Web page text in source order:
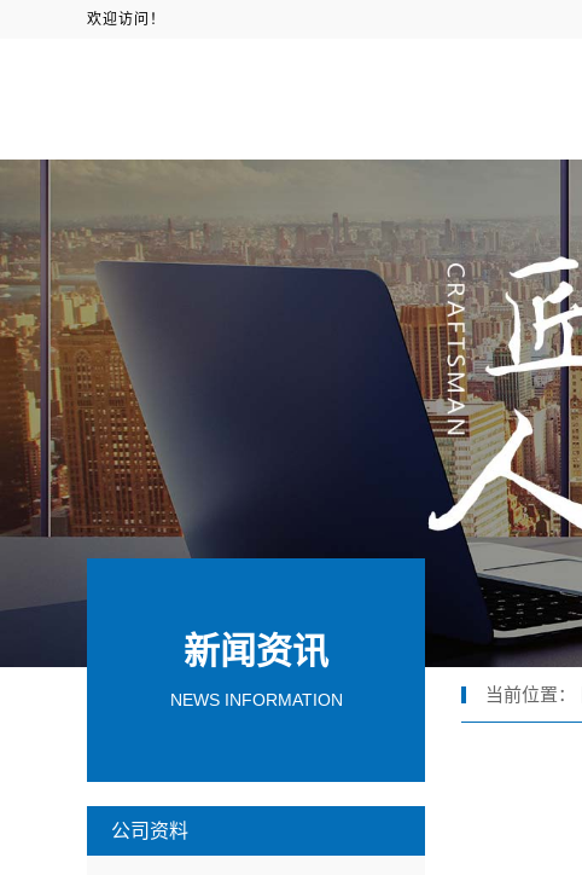
欢迎访问！
新闻资讯
NEWS INFORMATION
公司资料
当前位置：